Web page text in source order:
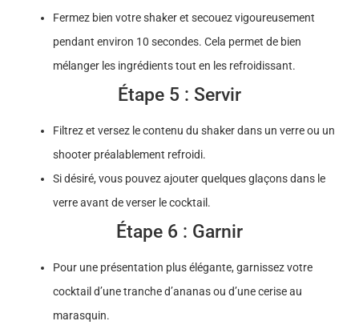
Fermez bien votre shaker et secouez vigoureusement
pendant environ 10 secondes. Cela permet de bien
mélanger les ingrédients tout en les refroidissant.
Étape 5 : Servir
Filtrez et versez le contenu du shaker dans un verre ou un
shooter préalablement refroidi.
Si désiré, vous pouvez ajouter quelques glaçons dans le
verre avant de verser le cocktail.
Étape 6 : Garnir
Pour une présentation plus élégante, garnissez votre
cocktail d’une tranche d’ananas ou d’une cerise au
marasquin.